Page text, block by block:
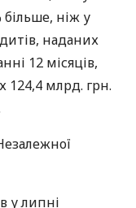
більше, ніж у
наданих
12 місяців,
124,4 млрд. грн.
у липні